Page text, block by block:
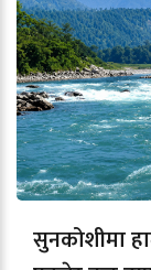
सुनकोशीमा